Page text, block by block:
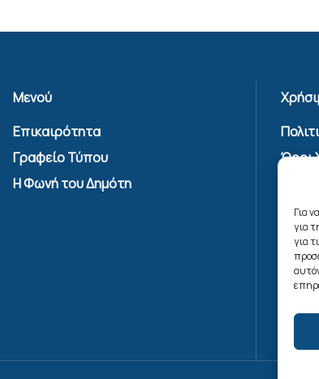
Για
για
για
Μενού
Επικαιρότητα
Γραφείο Τύπου
Η Φωνή του Δημότη
Όροι
(ΕΕ)